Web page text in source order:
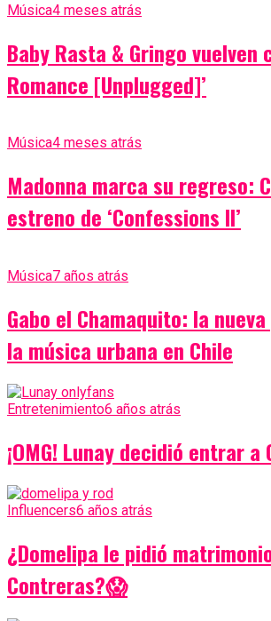
Música4 meses atrás
Baby Rasta & Gringo vuelven
Romance [Unplugged]’
Música4 meses atrás
Madonna marca su regreso:
estreno de ‘Confessions II’
Música7 años atrás
Gabo el Chamaquito: la
la música urbana en Chile
Entretenimiento6 años atrás
¡OMG! Lunay decidió entrar a
Influencers6 años atrás
¿Domelipa le pidió
Contreras?😱